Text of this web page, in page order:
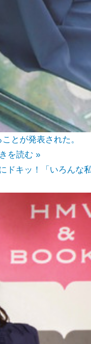
とが発表された。
を読む »
ドキッ！「いろんな